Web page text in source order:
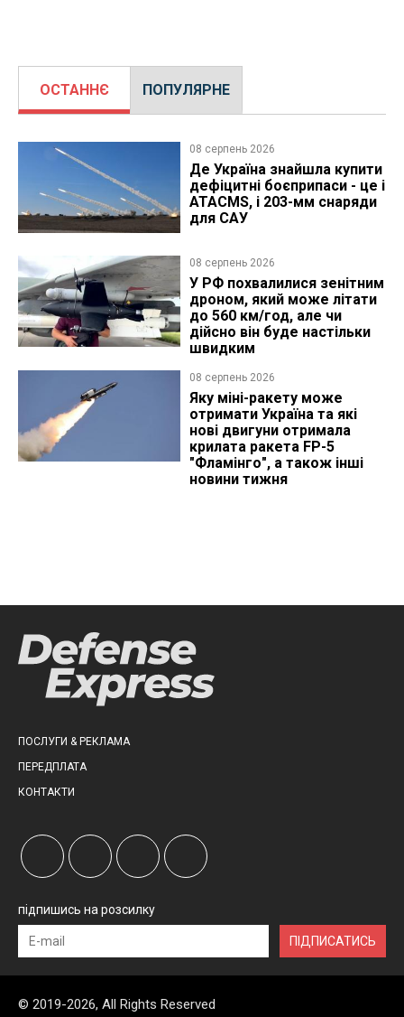
ОСТАННЄ ПОПУЛЯРНЕ
08 серпень 2026
Де Україна знайшла купити
дефіцитні боєприпаси - це і
ATACMS, і 203-мм снаряди
для САУ
08 серпень 2026
У РФ похвалилися зенітним
дроном, який може літати
до 560 км/год, але чи
дійсно він буде настільки
швидким
08 серпень 2026
Яку міні-ракету може
отримати Україна та які
нові двигуни отримала
крилата ракета FP-5
"Фламінго", а також інші
новини тижня
ПОСЛУГИ & РЕКЛАМА
ПЕРЕДПЛАТА
КОНТАКТИ
підпишись на розсилку
ПІДПИСАТИСЬ
© 2019-2026, All Rights Reserved